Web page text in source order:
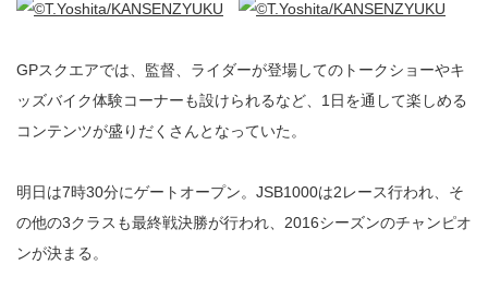
GPスクエアでは、監督、ライダーが登場してのトークショーやキ
ッズバイク体験コーナーも設けられるなど、1日を通して楽しめる
コンテンツが盛りだくさんとなっていた。
明日は7時30分にゲートオープン。JSB1000は2レース行われ、そ
の他の3クラスも最終戦決勝が行われ、2016シーズンのチャンピオ
ンが決まる。